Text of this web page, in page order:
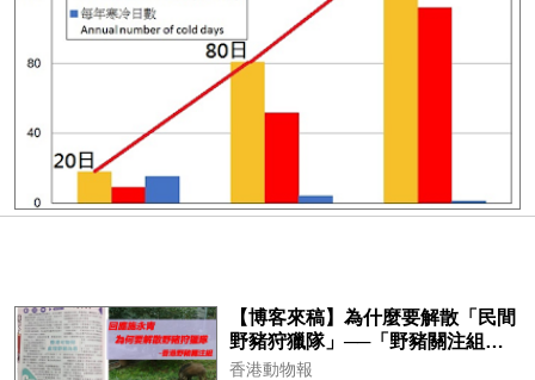
【博客來稿】為什麼要解散「民間
野豬狩獵隊」──「野豬關注組」
回應施永青先生的相關觀點
香港動物報